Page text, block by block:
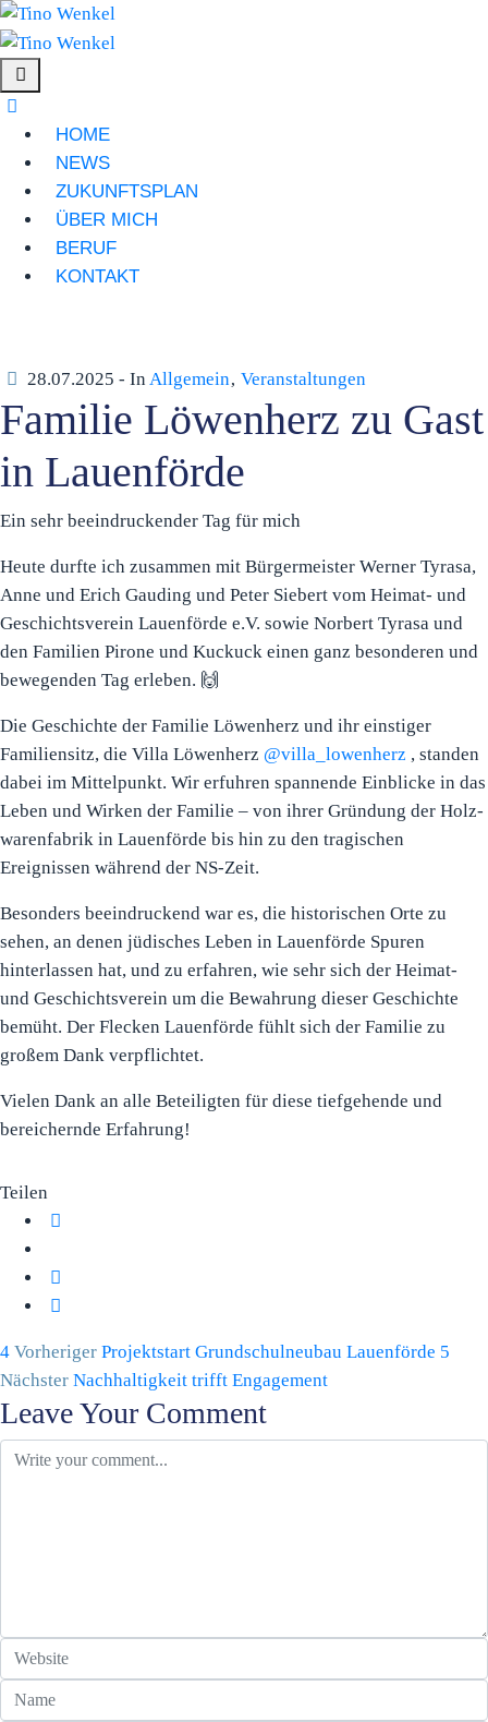
HOME
NEWS
ZUKUNFTSPLAN
ÜBER MICH
BERUF
KONTAKT
28.07.2025 - In Allgemein‚Veranstaltungen
Familie Löwenherz zu Gast
in Lauenförde
Ein sehr beeindruckender Tag für mich
Heute durfte ich zusammen mit Bürgermeister Werner Tyrasa,
Anne und Erich Gauding und Peter Siebert vom Heimat- und
Geschichtsverein Lauenförde e.V. sowie Norbert Tyrasa und
den Familien Pirone und Kuckuck einen ganz besonderen und
bewegenden Tag erleben. 🙌
Die Geschichte der Familie Löwenherz und ihr einstiger
Familiensitz, die Villa Löwenherz @villa_lowenherz , standen
dabei im Mittelpunkt. Wir erfuhren spannende Einblicke in das
Leben und Wirken der Familie – von ihrer Gründung der Holz­
warenfabrik in Lauenförde bis hin zu den tragischen
Ereignissen während der NS-Zeit.
Besonders beeindruckend war es, die historischen Orte zu
sehen, an denen jüdisches Leben in Lauenförde Spuren
hinterlassen hat, und zu erfahren, wie sehr sich der Heimat-
und Geschichtsverein um die Bewahrung dieser Geschichte
bemüht. Der Flecken Lauenförde fühlt sich der Familie zu
großem Dank verpflichtet.
Vielen Dank an alle Beteiligten für diese tiefgehende und
bereichernde Erfahrung!
Teilen
Vorheriger Projektstart Grundschulneubau Lauenförde
Nächster Nachhaltigkeit trifft Engagement
Leave Your Comment